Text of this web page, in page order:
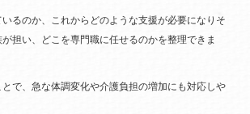
るのか、これからどのような支援が必要になりそ
担い、どこを専門職に任せるのかを整理できま
で、急な体調変化や介護負担の増加にも対応しや